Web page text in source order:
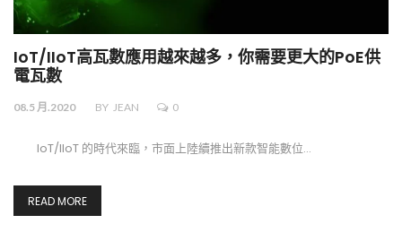
IoT/IIoT高瓦數應用越來越多，你需要更大的PoE供
電瓦數
08.5 月.2020 BY JEAN 0
IoT/IIoT 的時代來臨，市面上陸續推出新款智能數位…
READ MORE